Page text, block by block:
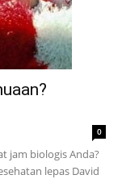
0
jam biologis Anda?
lepas David